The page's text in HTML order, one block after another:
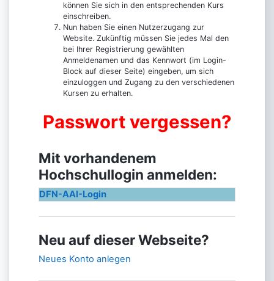
können Sie sich in den entsprechenden Kurs
einschreiben.
Nun haben Sie einen Nutzerzugang zur
Website. Zukünftig müssen Sie jedes Mal den
bei Ihrer Registrierung gewählten
Anmeldenamen und das Kennwort (im Login-
Block auf dieser Seite) eingeben, um sich
einzuloggen und Zugang zu den verschiedenen
Kursen zu erhalten.
Passwort vergessen?
Mit vorhandenem
Hochschullogin anmelden:
DFN-AAI-Login
Neu auf dieser Webseite?
Neues Konto anlegen